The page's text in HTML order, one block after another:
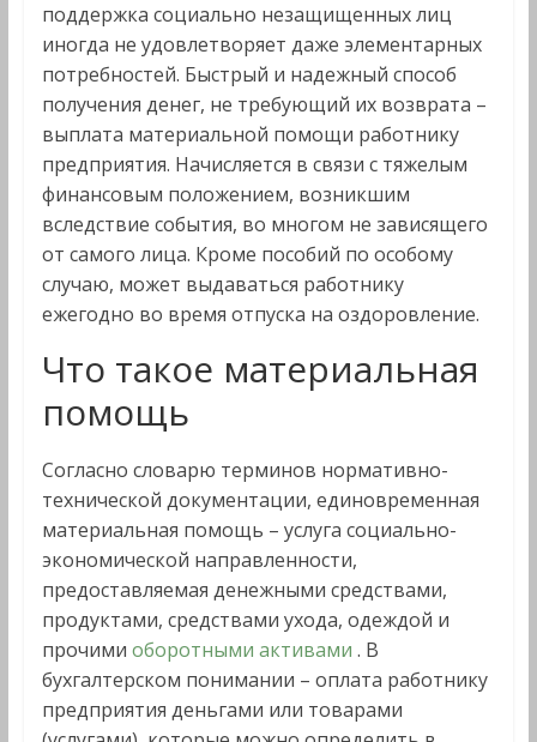
поддержка социально незащищенных лиц
иногда не удовлетворяет даже элементарных
потребностей. Быстрый и надежный способ
получения денег, не требующий их возврата –
выплата материальной помощи работнику
предприятия. Начисляется в связи с тяжелым
финансовым положением, возникшим
вследствие события, во многом не зависящего
от самого лица. Кроме пособий по особому
случаю, может выдаваться работнику
ежегодно во время отпуска на оздоровление.
Что такое материальная
помощь
Согласно словарю терминов нормативно-
технической документации, единовременная
материальная помощь – услуга социально-
экономической направленности,
предоставляемая денежными средствами,
продуктами, средствами ухода, одеждой и
прочими оборотными активами . В
бухгалтерском понимании – оплата работнику
предприятия деньгами или товарами